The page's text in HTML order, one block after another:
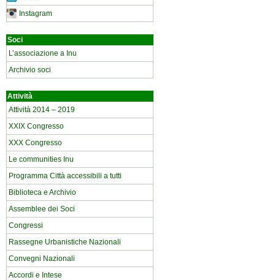
Instagram
Soci
L’associazione a Inu
Archivio soci
Attività
Attività 2014 – 2019
XXIX Congresso
XXX Congresso
Le communities Inu
Programma Città accessibili a tutti
Biblioteca e Archivio
Assemblee dei Soci
Congressi
Rassegne Urbanistiche Nazionali
Convegni Nazionali
Accordi e Intese